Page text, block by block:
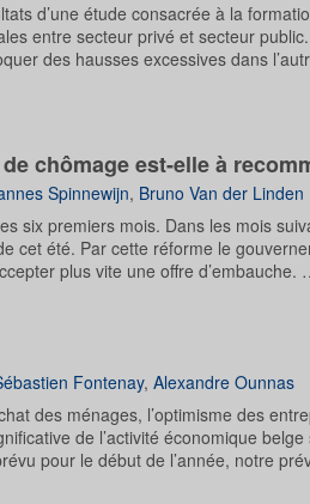
d’une étude consacrée à la
entre secteur privé et secteur
des hausses excessives dans
chômage est-elle à
Spinnewijn, Bruno Van der Linden
six premiers mois. Dans les mois
cet été. Par cette réforme le
plus vite une offre d’embauche.
Fontenay, Alexandre Ounnas
des ménages, l’optimisme des
de l’activité économique
pour le début de l’année, notre